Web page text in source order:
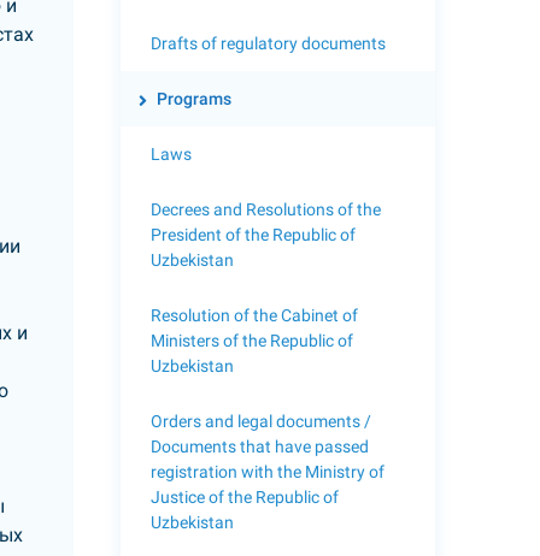
и
и
Drafts of regulatory documents
Programs
Laws
Decrees and Resolutions of the
President of the Republic of
Uzbekistan
Resolution of the Cabinet of
Ministers of the Republic of
Uzbekistan
Orders and legal documents /
Documents that have passed
registration with the Ministry of
Justice of the Republic of
Uzbekistan